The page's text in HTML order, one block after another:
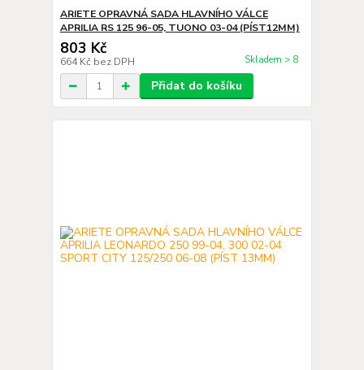
ARIETE OPRAVNÁ SADA HLAVNÍHO VÁLCE
APRILIA RS 125 96-05, TUONO 03-04 (PÍST12MM)
803 Kč
664 Kč bez DPH Skladem > 8
Přidat do košíku